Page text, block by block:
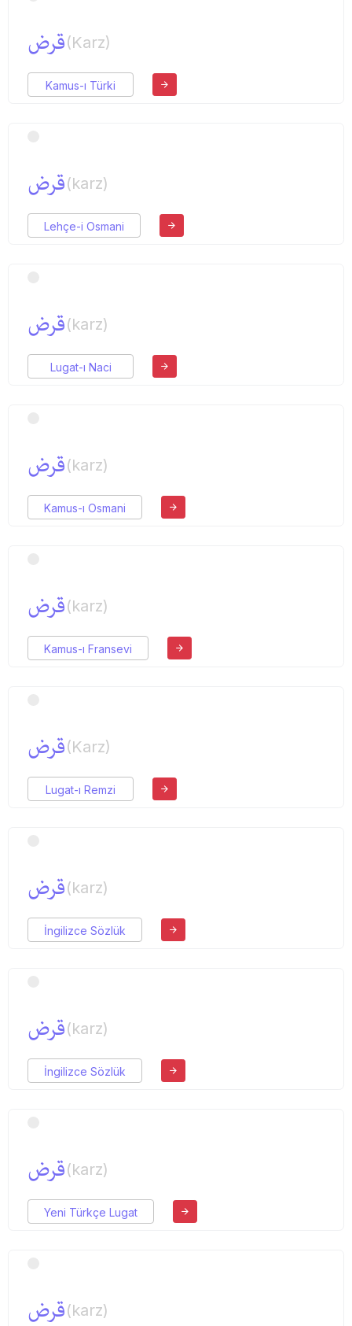
قرض(Karz)
Kamus-ı Türki
قرض(karz)
Lehçe-i Osmani
قرض(karz)
Lugat-ı Naci
قرض(karz)
Kamus-ı Osmani
قرض(karz)
Kamus-ı Fransevi
قرض(Karz)
Lugat-ı Remzi
قرض(karz)
İngilizce Sözlük
قرض(karz)
İngilizce Sözlük
قرض(karz)
Yeni Türkçe Lugat
قرض(karz)